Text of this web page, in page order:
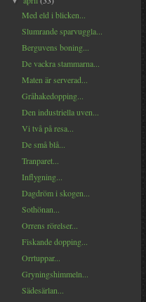
Med eld i blicken...
Slumrande sparvuggla...
Berguvens boning...
De vackra stammarna...
Maten är serverad...
Gråhakedopping...
Den industriella uven...
Vi två på resa...
De små blå...
Tranparet...
Inflygning...
Dagdröm i skogen...
Sothönan...
Orrens rörelser...
Fiskande dopping...
Orrtuppar...
Gryningshimmeln...
Sädesärlan...